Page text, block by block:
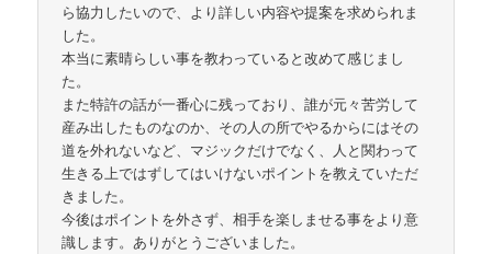
ら協力したいので、より詳しい内容や提案を求められま
した。
本当に素晴らしい事を教わっていると改めて感じまし
た。
また特許の話が一番心に残っており、誰が元々苦労して
産み出したものなのか、その人の所でやるからにはその
道を外れないなど、マジックだけでなく、人と関わって
生きる上ではずしてはいけないポイントを教えていただ
きました。
今後はポイントを外さず、相手を楽しませる事をより意
識します。ありがとうございました。